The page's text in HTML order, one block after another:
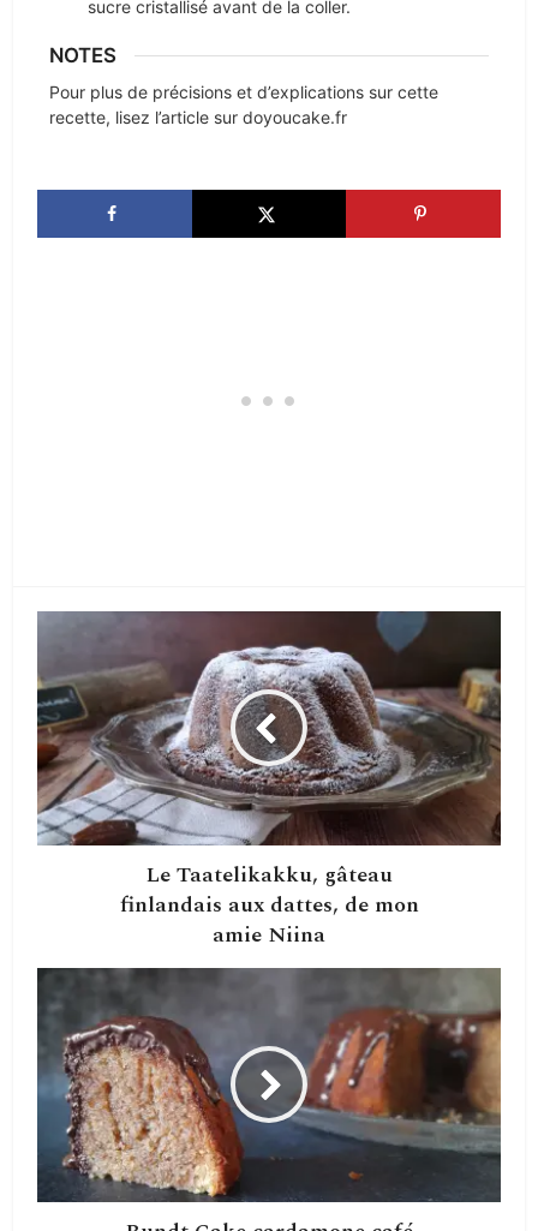
sucre cristallisé avant de la coller.
NOTES
Pour plus de précisions et d’explications sur cette
recette, lisez l’article sur doyoucake.fr
Le Taatelikakku, gâteau
finlandais aux dattes, de mon
amie Niina